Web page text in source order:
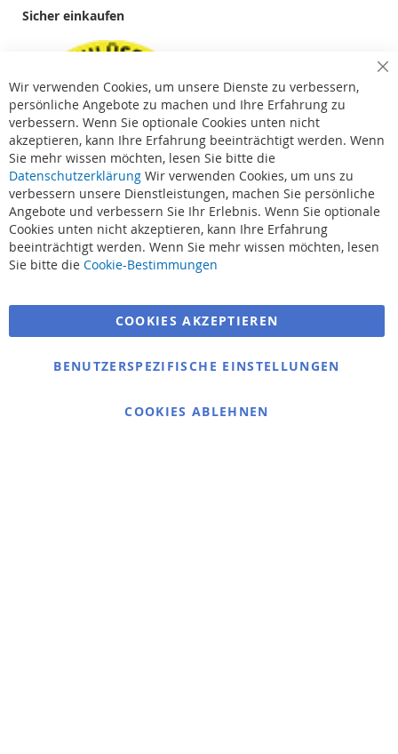
Sicher einkaufen
Suchbegriffe
Bestellungen und Rücksendungen
Kontaktieren Sie uns
Cookie Einstellungen
Wir verwenden Cookies, um unsere Dienste zu verbessern,
persönliche Angebote zu machen und Ihre Erfahrung zu
verbessern. Wenn Sie optionale Cookies unten nicht
akzeptieren, kann Ihre Erfahrung beeinträchtigt werden. Wenn
Sie mehr wissen möchten, lesen Sie bitte die
Datenschutzerklärung Wir verwenden Cookies, um uns zu
verbessern unsere Dienstleistungen, machen Sie persönliche
Angebote und verbessern Sie Ihr Erlebnis. Wenn Sie optionale
Cookies unten nicht akzeptieren, kann Ihre Erfahrung
beeinträchtigt werden. Wenn Sie mehr wissen möchten, lesen
Sie bitte die Cookie-Bestimmungen
COOKIES AKZEPTIEREN
BENUTZERSPEZIFISCHE EINSTELLUNGEN
COOKIES ABLEHNEN